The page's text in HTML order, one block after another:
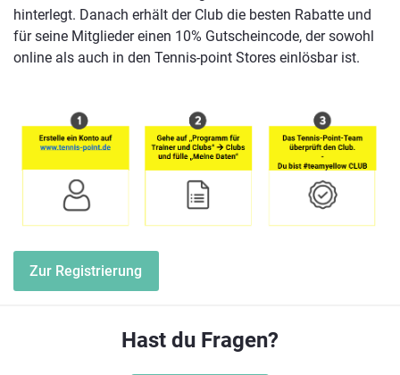
hinterlegt. Danach erhält der Club die besten Rabatte und
für seine Mitglieder einen 10% Gutscheincode, der sowohl
online als auch in den Tennis-point Stores einlösbar ist.
Zur Registrierung
Hast du Fragen?